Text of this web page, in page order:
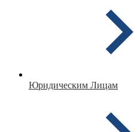
Юридическим Лицам